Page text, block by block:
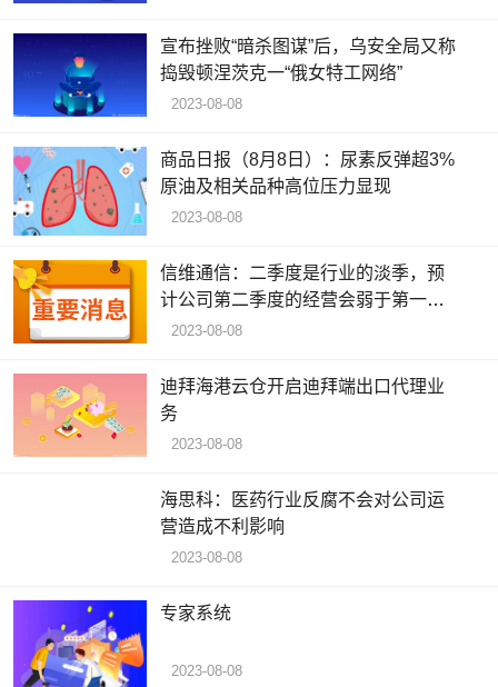
宣布挫败“暗杀图谋”后，乌安全局又称
捣毁顿涅茨克一“俄女特工网络”
2023-08-08
商品日报（8月8日）：尿素反弹超3%
原油及相关品种高位压力显现
2023-08-08
信维通信：二季度是行业的淡季，预
计公司第二季度的经营会弱于第一季
度
2023-08-08
迪拜海港云仓开启迪拜端出口代理业
务
2023-08-08
海思科：医药行业反腐不会对公司运
营造成不利影响
2023-08-08
专家系统
2023-08-08